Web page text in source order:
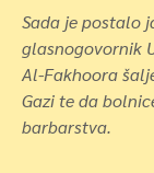
Sada je postalo
glasnogovornik
Al-Fakhoora
Gazi te da
barbarstva.